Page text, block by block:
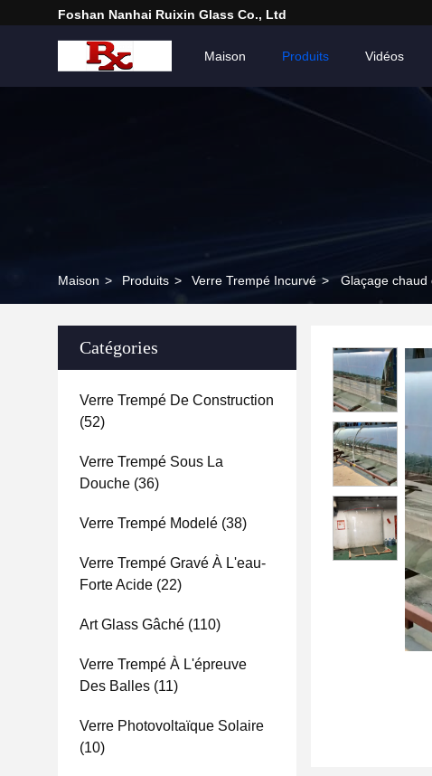
Foshan Nanhai Ruixin Glass Co., Ltd
Maison Produits Vidéos
Maison > Produits > Verre Trempé Incurvé > Glaçage chaud
Catégories
Verre Trempé De Construction
(52)
Verre Trempé Sous La
Douche (36)
Verre Trempé Modelé (38)
Verre Trempé Gravé À L'eau-
Forte Acide (22)
Art Glass Gâché (110)
Verre Trempé À L'épreuve
Des Balles (11)
Verre Photovoltaïque Solaire
(10)